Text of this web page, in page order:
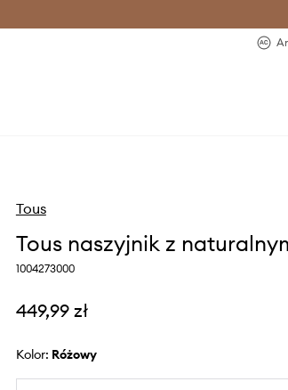
Tous
Tous naszyjnik z
1004273000
449,99 zł
Kolor: różowy